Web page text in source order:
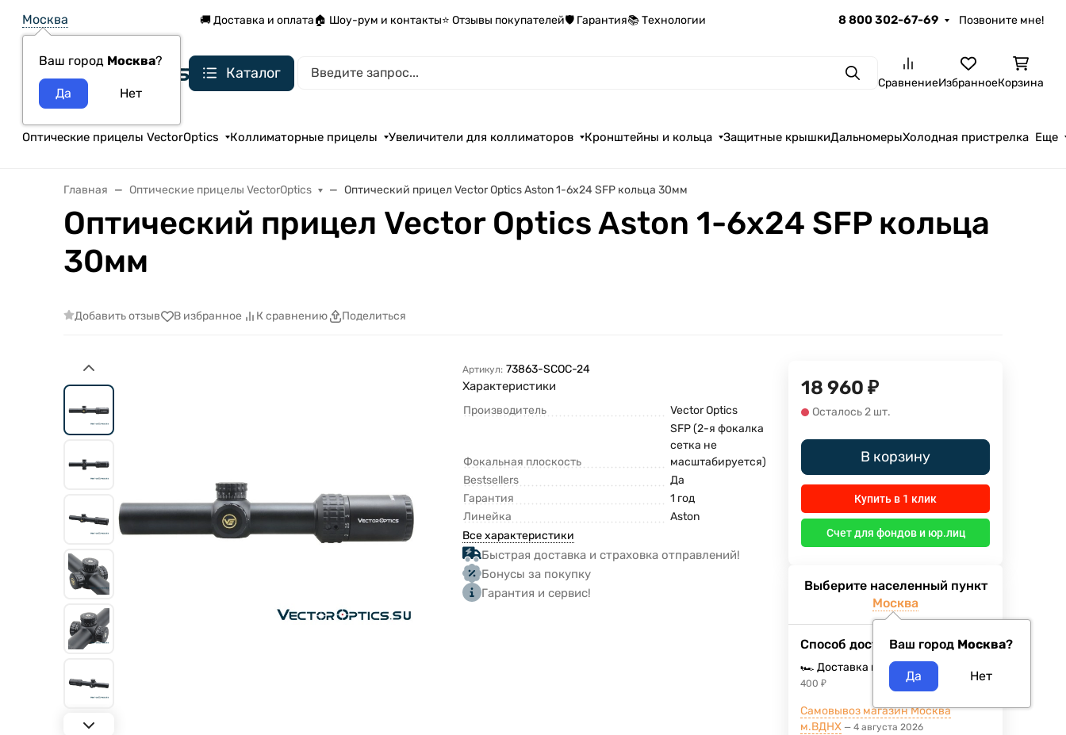
Москва
Ваш город Москва?
🚚 Доставка и оплата🏠 Шоу-рум и контакты⭐ Отзывы покупателей🛡️ Гарантия📚 Технологии 8 800 302-67-69 Позвоните мне!
Каталог ПоискСравнениеИзбранноеКорзина
Оптические прицелы VectorOptics Коллиматорные прицелы Увеличители для коллиматоров Кронштейны и кольца Защитные крышкиДальномерыХолодная пристрелка Еще
Главная Оптические прицелы VectorOptics Оптический прицел Vector Optics Aston 1-6x24 SFP кольца 30мм
Оптический прицел Vector Optics Aston 1-6x24 SFP кольца
30мм
Добавить отзыв В избранное К сравнению Поделиться
Артикул: 73863-SCOC-24
Характеристики
Производитель Vector Optics
Фокальная плоскость
SFP (2-я фокалка
сетка не
масштабируется)
Bestsellers
Да
Гарантия
1 год
Линейка
Aston
Все характеристики
Быстрая доставка и страховка отправлений!
Бонусы за покупку
Гарантия и сервис!
18 960 ₽
Осталось 2 шт.
В корзину
Купить в 1 клик
Счет для фондов и юр.лиц
Выберите населенный пункт
Москва
Ваш город Москва?
Способ доставки
🏎️ Доставка курьером
Завтра
400₽
Самовывоз магазин Москва
м.ВДНХ
4 августа 2026